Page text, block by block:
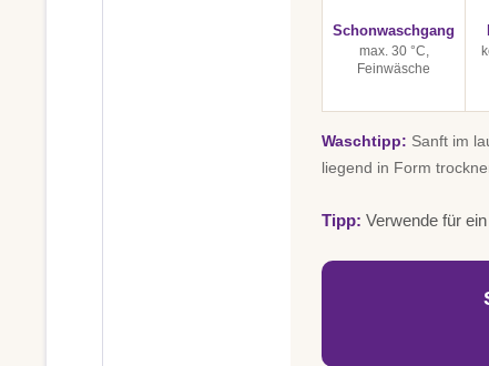
Schonwaschgang
max. 30 °C,
Feinwäsche
Waschtipp: Sanft im
liegend in Form
Tipp: Verwende für